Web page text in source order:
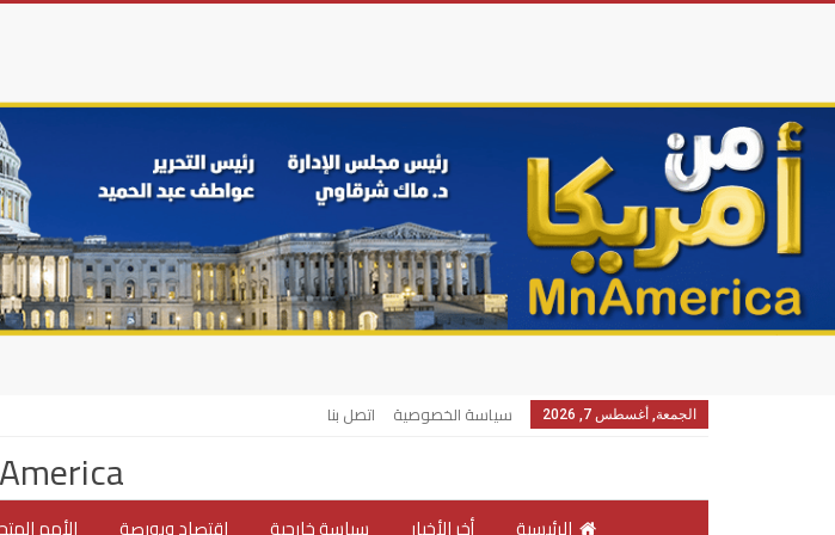
الجمعة, أغسطس 7, 2026 سياسة الخصوصية اتصل بنا